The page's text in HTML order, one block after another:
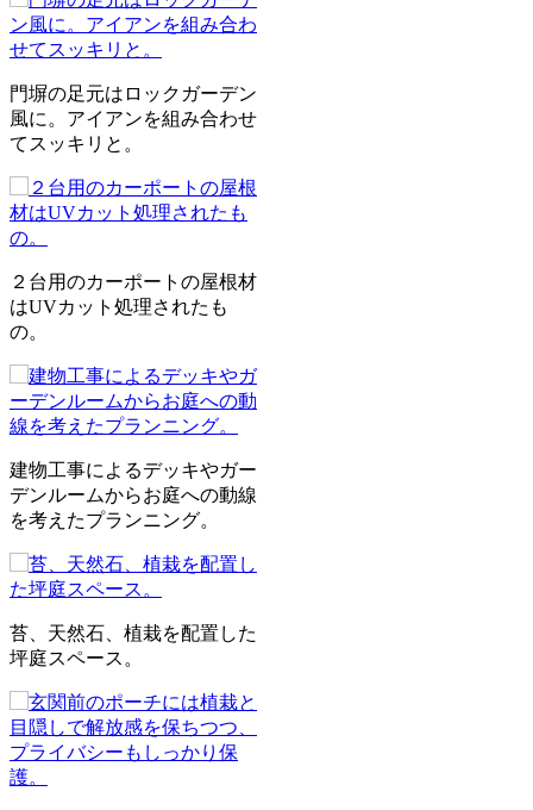
門塀の足元はロックガーデン
風に。アイアンを組み合わせ
てスッキリと。
２台用のカーポートの屋根材
はUVカット処理されたも
の。
建物工事によるデッキやガー
デンルームからお庭への動線
を考えたプランニング。
苔、天然石、植栽を配置した
坪庭スペース。